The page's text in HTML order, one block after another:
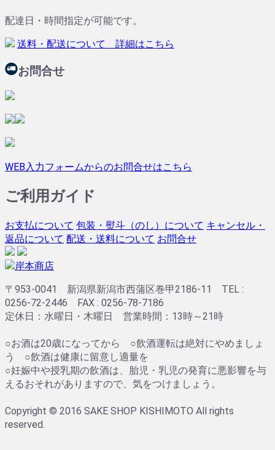
配達日・時間指定が可能です。
送料・配送について 詳細はこちら
お問合せ
WEB入力フォームからのお問合せはこちら
ご利用ガイド
お支払について 包装・熨斗（のし）について キャンセル・
返品について 配送・送料について お問合せ
〒953-0041 新潟県新潟市西蒲区巻甲2186-11 TEL :
0256-72-2446 FAX : 0256-78-7186
定休日：水曜日・木曜日 営業時間：13時～21時
○お酒は20歳になってから ○飲酒運転は絶対にやめましょ
う ○飲酒は健康に留意し適量を
○妊娠中や授乳期の飲酒は、胎児・乳児の発育に悪影響を与
えるおそれがありますので、気をつけましょう。
Copyright © 2016 SAKE SHOP KISHIMOTO All rights
reserved.